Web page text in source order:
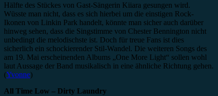
Hälfte des Stückes von Gast-Sängerin Kiiara gesungen wird.
Wüsste man nicht, dass es sich hierbei um die einstigen Rock-
Ikonen von Linkin Park handelt, könnte man sicher auch darüber
hinweg sehen, dass die Singstimme von Chester Bennington nicht
unbedingt die melodischste ist. Doch für treue Fans ist dies
sicherlich ein schockierender Stil-Wandel. Die weiteren Songs des
am 19. Mai erscheinenden Albums „One More Light“ sollen wohl
laut Aussage der Band musikalisch in eine ähnliche Richtung gehen.
(Yvonne)
All Time Low – Dirty Laundry